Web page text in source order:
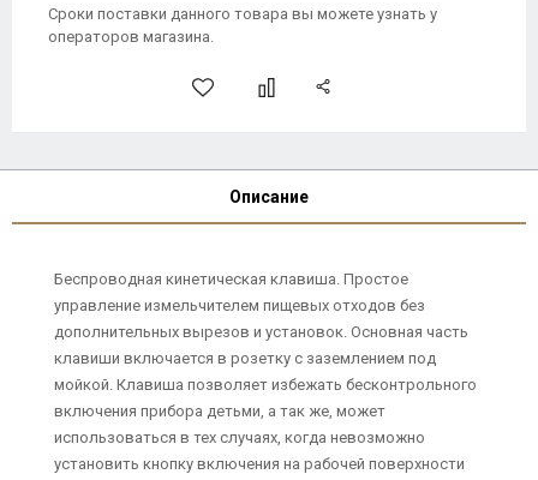
Сроки поставки данного товара вы можете узнать у
операторов магазина.
Описание
Беспроводная кинетическая клавиша. Простое
управление измельчителем пищевых отходов без
дополнительных вырезов и установок. Основная часть
клавиши включается в розетку с заземлением под
мойкой. Клавиша позволяет избежать бесконтрольного
включения прибора детьми, а так же, может
использоваться в тех случаях, когда невозможно
установить кнопку включения на рабочей поверхности